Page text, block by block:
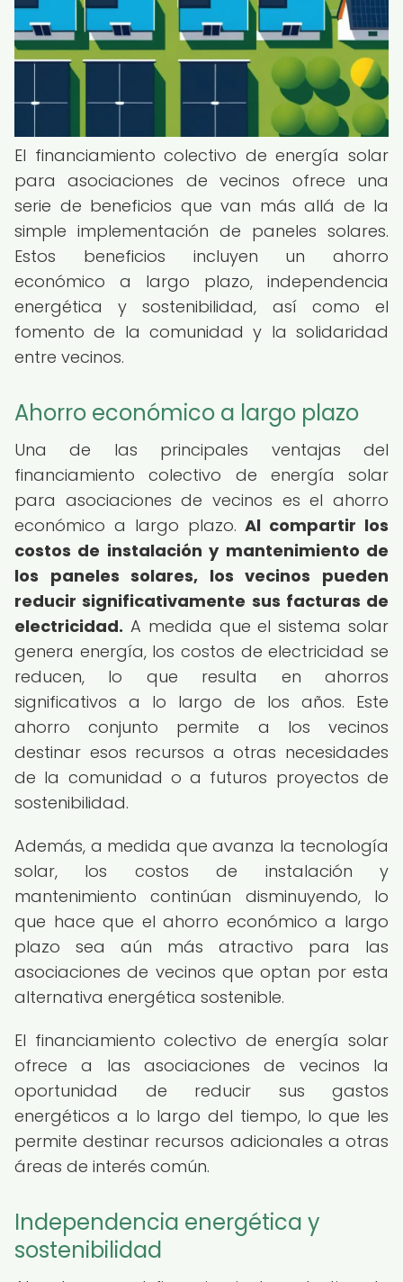
El financiamiento colectivo de energía solar
para asociaciones de vecinos ofrece una
serie de beneficios que van más allá de la
simple implementación de paneles solares.
Estos beneficios incluyen un ahorro
económico a largo plazo, independencia
energética y sostenibilidad, así como el
fomento de la comunidad y la solidaridad
entre vecinos.
Ahorro económico a largo plazo
Una de las principales ventajas del
financiamiento colectivo de energía solar
para asociaciones de vecinos es el ahorro
económico a largo plazo.Al compartir los
costos de instalación y mantenimiento de
los paneles solares, los vecinos pueden
reducir significativamente sus facturas de
electricidad. A medida que el sistema solar
genera energía, los costos de electricidad se
reducen, lo que resulta en ahorros
significativos a lo largo de los años. Este
ahorro conjunto permite a los vecinos
destinar esos recursos a otras necesidades
de la comunidad o a futuros proyectos de
sostenibilidad.
Además, a medida que avanza la tecnología
solar, los costos de instalación y
mantenimiento continúan disminuyendo, lo
que hace que el ahorro económico a largo
plazo sea aún más atractivo para las
asociaciones de vecinos que optan por esta
alternativa energética sostenible.
El financiamiento colectivo de energía solar
ofrece a las asociaciones de vecinos la
oportunidad de reducir sus gastos
energéticos a lo largo del tiempo, lo que les
permite destinar recursos adicionales a otras
áreas de interés común.
Independencia energética y
sostenibilidad